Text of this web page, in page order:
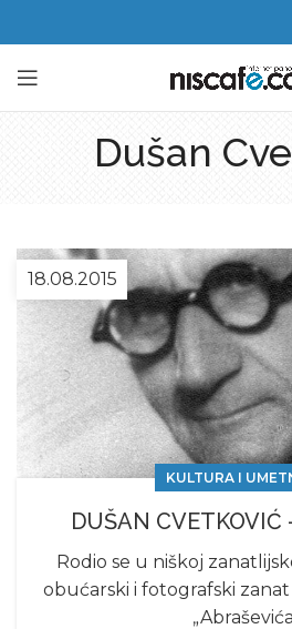
Dušan
18.08.2015
KULTURA I
DUŠAN CVETKOVIĆ
Rodio se u niškoj
obućarski i fotografski zanat